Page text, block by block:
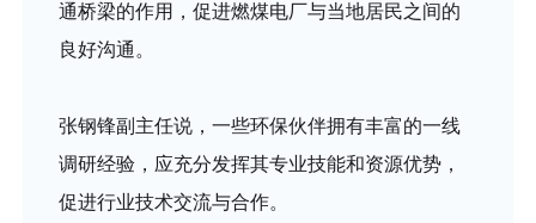
通桥梁的作用，促进燃煤电厂与当地居民之间的
良好沟通。
张钢锋副主任说，一些环保伙伴拥有丰富的一线
调研经验，应充分发挥其专业技能和资源优势，
促进行业技术交流与合作。